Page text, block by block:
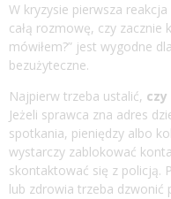
W kryzysie pierwsza
całą rozmowę, czy zacznie
mówiłem?” jest wygodne
bezużyteczne.
Najpierw trzeba ustalić,
Jeżeli sprawca zna adres
spotkania, pieniędzy albo
wystarczy zablokować
skontaktować się z policją.
lub zdrowia trzeba dzwonić